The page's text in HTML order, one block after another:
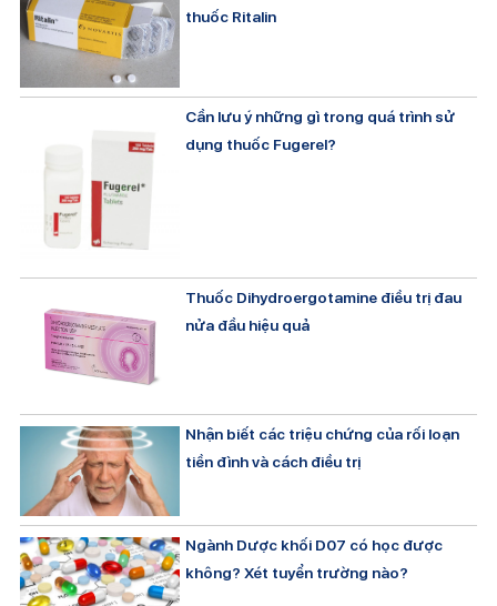
thuốc Ritalin
Cần lưu ý những gì trong quá trình sử
dụng thuốc Fugerel?
Thuốc Dihydroergotamine điều trị đau
nửa đầu hiệu quả
Nhận biết các triệu chứng của rối loạn
tiền đình và cách điều trị
Ngành Dược khối D07 có học được
không? Xét tuyển trường nào?